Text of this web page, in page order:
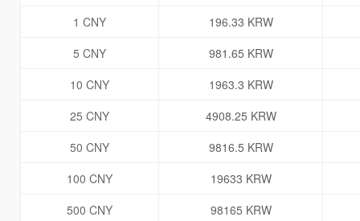
1 CNY
196.33 KRW
5 CNY
981.65 KRW
10 CNY
1963.3 KRW
25 CNY
4908.25 KRW
50 CNY
9816.5 KRW
100 CNY
19633 KRW
500 CNY
98165 KRW